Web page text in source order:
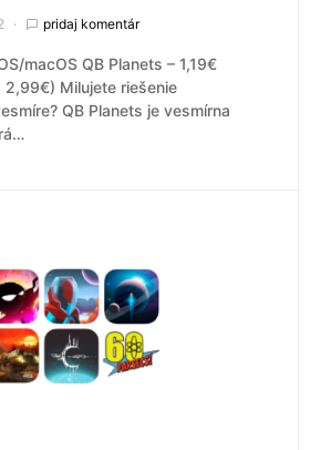
pridaj komentár
macOS QB Planets – 1,19€
2,99€) Milujete riešenie
QB Planets je vesmírna